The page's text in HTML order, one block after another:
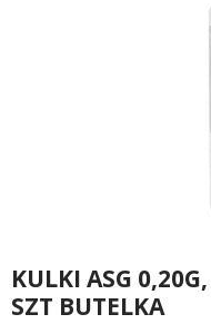
KULKI ASG
SZT BUTELKA